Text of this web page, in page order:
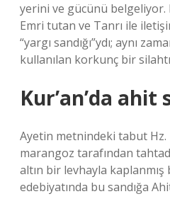
yerini ve gücünü belgeliyor.
Emri tutan ve Tanrı ile
“yargı sandığı”ydı; aynı
kullanılan korkunç bir
Kur’an’da ahit
Ayetin metnindeki tabut Hz.
marangoz tarafından
altın bir levhayla kaplanmış
edebiyatında bu sandığa